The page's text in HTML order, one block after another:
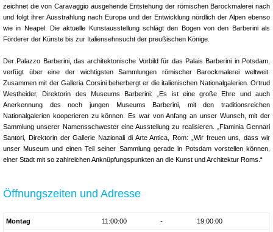
zeichnet die von Caravaggio ausgehende Entstehung der römischen Barockmalerei nach
und folgt ihrer Ausstrahlung nach Europa und der Entwicklung nördlich der Alpen ebenso
wie in Neapel. Die aktuelle Kunstausstellung schlägt den Bogen von den Barberini als
Förderer der Künste bis zur Italiensehnsucht der preußischen Könige.
Der Palazzo Barberini, das architektonische Vorbild für das Palais Barberini in Potsdam,
verfügt über eine der wichtigsten Sammlungen römischer Barockmalerei weltweit.
Zusammen mit der Galleria Corsini beherbergt er die italienischen Nationalgalerien. Ortrud
Westheider, Direktorin des Museums Barberini: „Es ist eine große Ehre und auch
Anerkennung des noch jungen Museums Barberini, mit den traditionsreichen
Nationalgalerien kooperieren zu können. Es war von Anfang an unser Wunsch, mit der
Sammlung unserer Namensschwester eine Ausstellung zu realisieren. „Flaminia Gennari
Santori, Direktorin der Gallerie Nazionali di Arte Antica, Rom: „Wir freuen uns, dass wir
unser Museum und einen Teil seiner Sammlung gerade in Potsdam vorstellen können,
einer Stadt mit so zahlreichen Anknüpfungspunkten an die Kunst und Architektur Roms.“
Öffnungszeiten und Adresse
Montag 11:00:00 - 19:00:00